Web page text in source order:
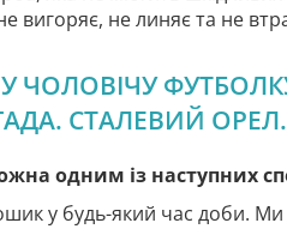
вигоряє, не линяє та не
ЧОЛОВІЧУ
СТАЛЕВИЙ ОРЕЛ.
одним із наступних
у будь-який час доби.